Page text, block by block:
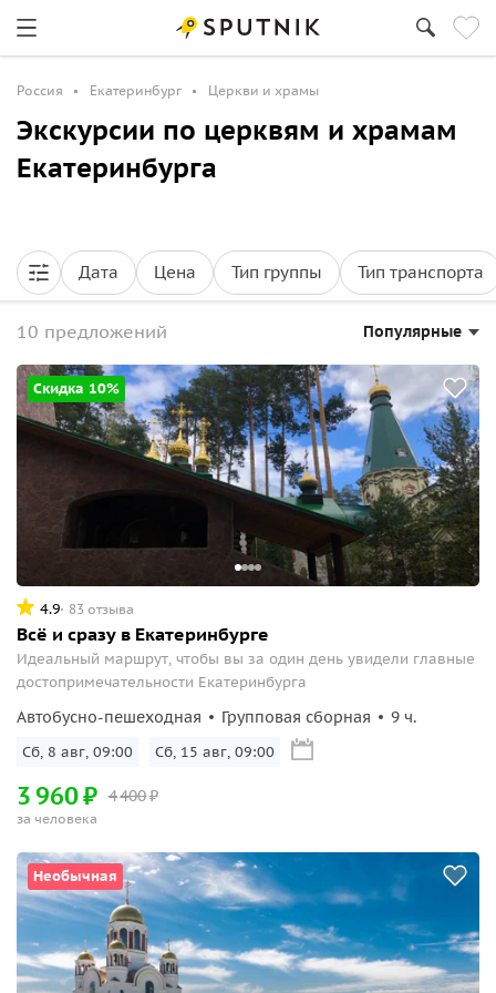
Россия Екатеринбург Церкви и храмы
Экскурсии по церквям и храмам
Екатеринбурга
Дата Цена Тип группы Тип транспорта
10 предложений Популярные
Скидка 10%
4.9 83 отзыва
Всё и сразу в Екатеринбурге
Идеальный маршрут, чтобы вы за один день увидели главные
достопримечательности Екатеринбурга
Автобусно-пешеходная Групповая сборная 9 ч.
Сб, 8 авг, 09:00 Сб, 15 авг, 09:00
4400₽
3960₽
за человека
Необычная